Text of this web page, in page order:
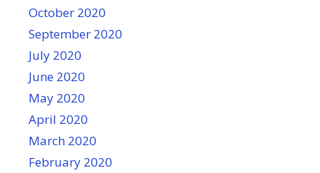
October 2020
September 2020
July 2020
June 2020
May 2020
April 2020
March 2020
February 2020